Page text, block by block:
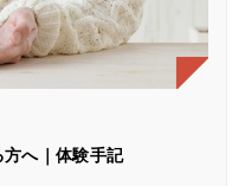
へ｜体験手記